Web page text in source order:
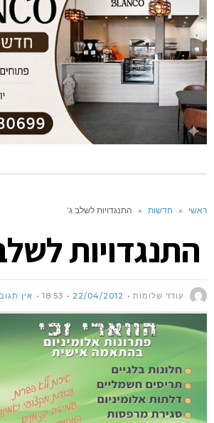
ראשי » חדשות » התנגדויות לשלב ג’
התנגדויות
עודד שלומות 22/04/2012
18:53 אין